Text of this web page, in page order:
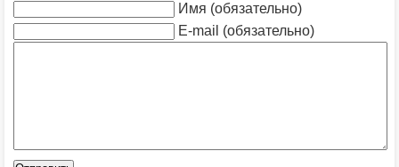
Имя (обязательно)
E-mail (обязательно)